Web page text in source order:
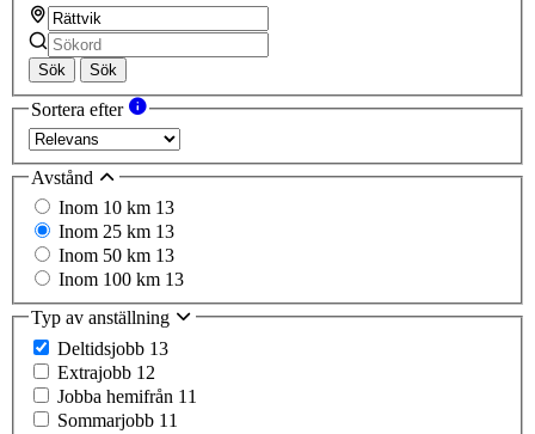
Sök Sök
Sortera efter
Avstånd
Inom 10 km 13
Inom 25 km 13
Inom 50 km 13
Inom 100 km 13
Typ av anställning
Deltidsjobb 13
Extrajobb 12
Jobba hemifrån 11
Sommarjobb 11